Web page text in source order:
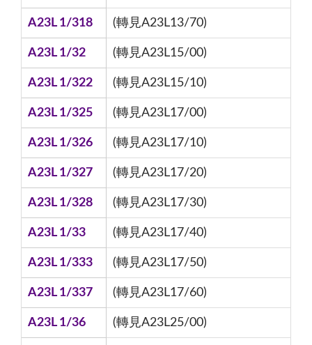
A23L 1/318 (轉見A23L13/70)
A23L 1/32 (轉見A23L15/00)
A23L 1/322 (轉見A23L15/10)
A23L 1/325 (轉見A23L17/00)
A23L 1/326 (轉見A23L17/10)
A23L 1/327 (轉見A23L17/20)
A23L 1/328 (轉見A23L17/30)
A23L 1/33 (轉見A23L17/40)
A23L 1/333 (轉見A23L17/50)
A23L 1/337 (轉見A23L17/60)
A23L 1/36 (轉見A23L25/00)